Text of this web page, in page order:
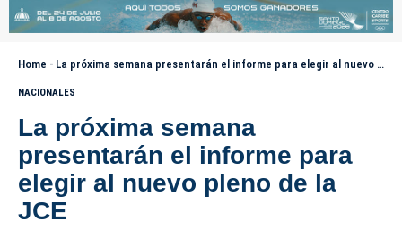
Home - La próxima semana presentarán el informe para elegir al nuevo pleno de la JCE
NACIONALES
La próxima semana
presentarán el informe para
elegir al nuevo pleno de la
JCE